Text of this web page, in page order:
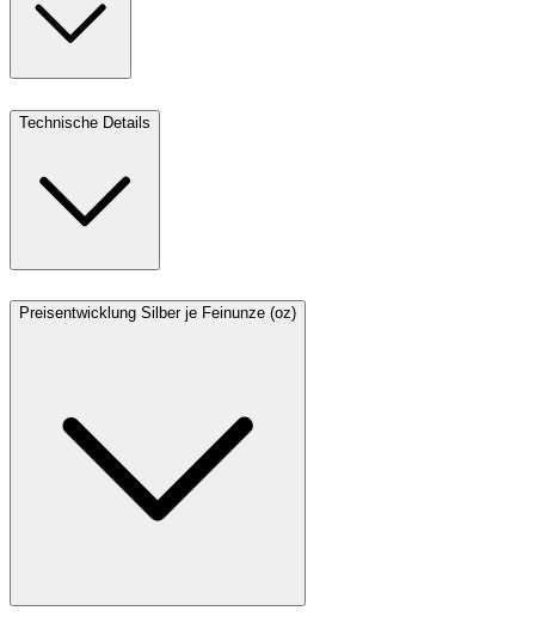
Technische Details
Preisentwicklung Silber je Feinunze (oz)